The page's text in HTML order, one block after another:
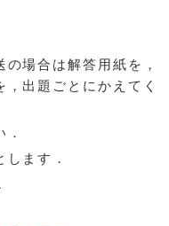
場合は解答用紙を，
出題ごとにかえてく
ます．